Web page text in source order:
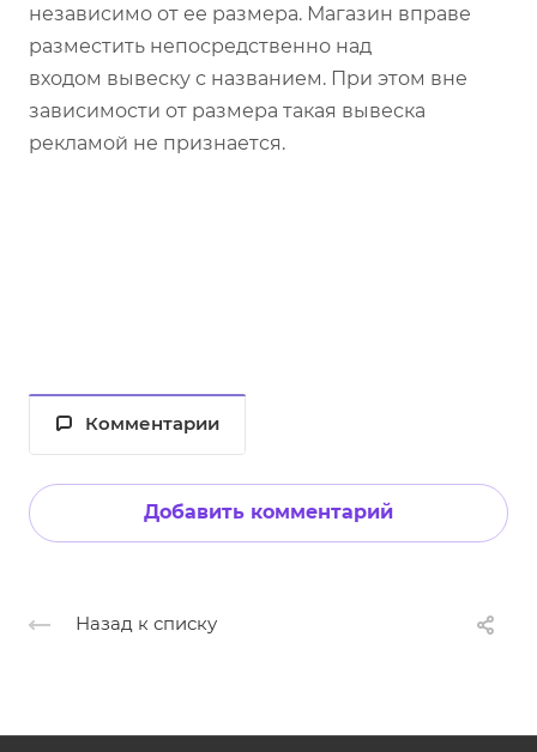
независимо от ее размера. Магазин вправе
разместить непосредственно над
входом вывеску с названием. При этом вне
зависимости от размера такая вывеска
рекламой не признается.
Комментарии
Добавить комментарий
Назад к списку